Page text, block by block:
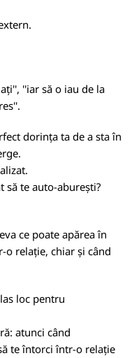
''iar să o iau de la
dorința ta de a sta în
să te auto-aburești?
ce poate apărea în
o relație, chiar și când
loc pentru
atunci când
te întorci într-o relație